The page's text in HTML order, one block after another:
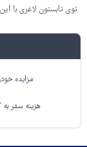
توی تابستون لاغری با این
مزایده
هزینه سفر به